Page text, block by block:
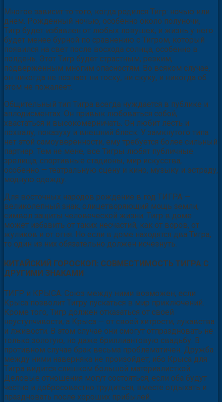
Многое зависит то того, когда родился Тигр: ночью или
днем. Рожденный ночью, особенно около полуночи,
Тигр будет избавлен от любых ловушек, и жизнь у него
будет менее бурной по сравнению с Тигром, который
появился на свет после восхода солнца, особенно в
полдень. Этот Тигр будет страстным, резким,
подверженным многим опасностям. Во всяком случае,
он никогда не познает ни тоску, ни скуку, и никогда об
этом не пожалеет.
Общительный тип Тигра всегда нуждается в публике и
аплодисментах. Он привык любоваться собой,
хвастаться и высокомерничать. Он любит лесть и
похвалу, показуху и внешний блеск. У замкнутого типа
нет этой самоуверенности, ему требуется более сильный
партнер. Тем не мене, все Тигры любят публичные
зрелища, спортивные стадионы, мир искусства,
особенно — театральную сцену и кино, музыку и эстраду,
модную одежду.
Для восточных народов рождение в год ТИГРА —
великолепный знак, олицетворяющий мощь земли,
символ защиты человеческой жизни. Тигр в доме
может избавить от таких несчастий, как от воров, от
жуликов и от огня. Но если в доме находятся два Тигра,
то один из них обязательно должен исчезнуть.
КИТАЙСКИЙ ГОРОСКОП: СОВМЕСТИМОСТЬ ТИГРА С
ДРУГИМИ ЗНАКАМИ
ТИГР и КРЫСА. Союз между ними возможен, если
Крыса позволит Тигру пускаться в мир приключений.
Кроме того, Тигр должен отказаться от своей
неуступчивости, а Крыса — от своей хитрости, лукавства
и лживости. В этом случае они смогут отпраздновать не
только золотую, но даже бриллиантовую свадьбу. В
противном случае брак весьма проблематичен. Дружба
между ними наверняка не произойдет, ибо Крыса для
Тигра видится слишком большой материалисткой.
Деловые отношения могут состояться, если оба будут
честно и добросовестно трудиться, вместе отдыхать и
праздновать после хороших прибылей.